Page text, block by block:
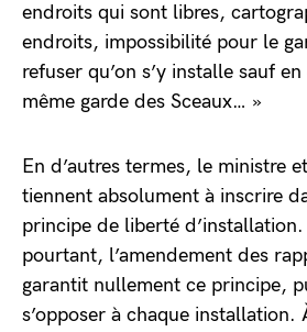
endroits qui sont libres,
endroits, impossibilité pour le
refuser qu’on s’y installe sauf
même garde des Sceaux… »
En d’autres termes, le ministre
tiennent absolument à inscrire
principe de liberté
pourtant, l’amendement des
garantit nullement ce principe,
s’opposer à chaque installation.